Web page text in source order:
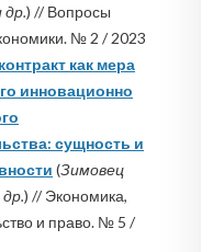
др.) // Вопросы
№ 2 / 2023
как мера
инновационно
сущность и
(Зимовец
) // Экономика,
и право. № 5 /